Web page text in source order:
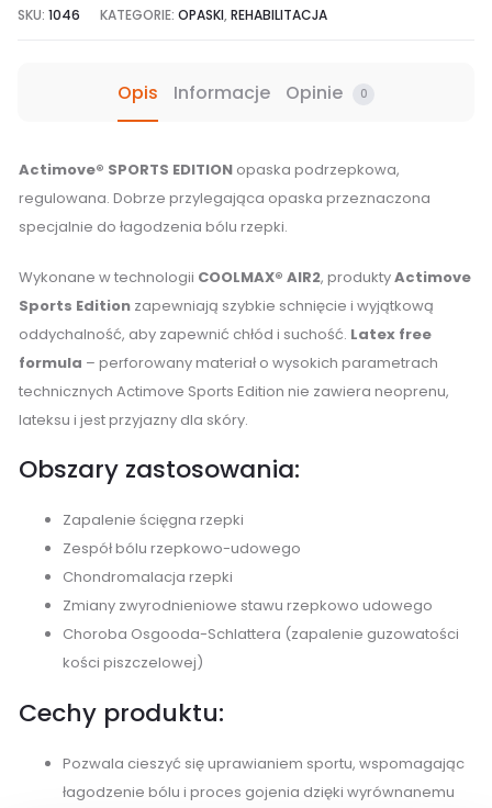
SKU:1046 KATEGORIE:OPASKI,REHABILITACJA
Opis Informacje Opinie 0
Actimove® SPORTS EDITION opaska podrzepkowa,
regulowana. Dobrze przylegająca opaska przeznaczona
specjalnie do łagodzenia bólu rzepki.
Wykonane w technologii COOLMAX® AIR2, produktyActimove
Sports Edition zapewniają szybkie schnięcie i wyjątkową
oddychalność, aby zapewnić chłód i suchość. Latex free
formula – perforowany materiał o wysokich parametrach
technicznych Actimove Sports Edition nie zawiera neoprenu,
lateksu i jest przyjazny dla skóry.
Obszary zastosowania:
Zapalenie ścięgna rzepki
Zespół bólu rzepkowo-udowego
Chondromalacja rzepki
Zmiany zwyrodnieniowe stawu rzepkowo udowego
Choroba Osgooda-Schlattera (zapalenie guzowatości
kości piszczelowej)
Cechy produktu:
Pozwala cieszyć się uprawianiem sportu, wspomagając
łagodzenie bólu i proces gojenia dzięki wyrównanemu